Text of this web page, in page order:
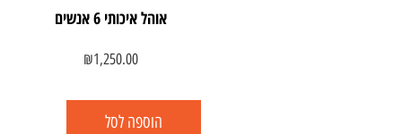
אוהל איכותי 6 אנשים
₪1,250.00
הוספה לסל